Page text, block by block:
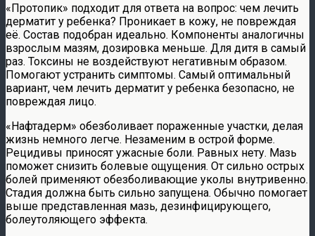
«Протопик» подходит для ответа на вопрос: чем лечить
дерматит у ребенка? Проникает в кожу, не повреждая
её. Состав подобран идеально. Компоненты аналогичны
взрослым мазям, дозировка меньше. Для дитя в самый
раз. Токсины не воздействуют негативным образом.
Помогают устранить симптомы. Самый оптимальный
вариант, чем лечить дерматит у ребенка безопасно, не
повреждая лицо.
«Нафтадерм» обезболивает пораженные участки, делая
жизнь немного легче. Незаменим в острой форме.
Рецидивы приносят ужасные боли. Равных нету. Мазь
поможет снизить болевые ощущения. От сильно острых
болей применяют обезболивающие уколы внутривенно.
Стадия должна быть сильно запущена. Обычно помогает
выше представленная мазь, дезинфицирующего,
болеутоляющего эффекта.